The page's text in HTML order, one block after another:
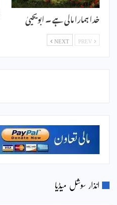
خدا ہمارا مالی ہے ۔ ابویحییٰ
NEXT
انذار سوشل میڈیا